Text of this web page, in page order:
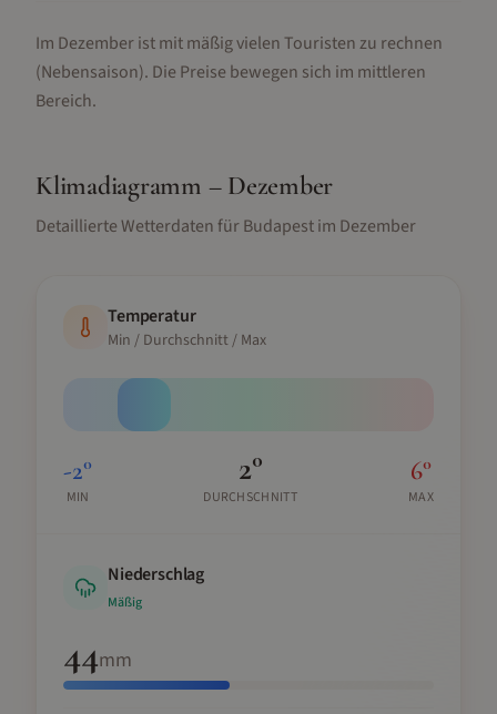
Im Dezember ist mit mäßig vielen Touristen zu rechnen
(Nebensaison). Die Preise bewegen sich im mittleren
Bereich.
Klimadiagramm – Dezember
Detaillierte Wetterdaten fürBudapestim Dezember
Temperatur
Min / Durchschnitt / Max
-2°
MIN
2°
DURCHSCHNITT
6°
MAX
Niederschlag
Mäßig
44mm